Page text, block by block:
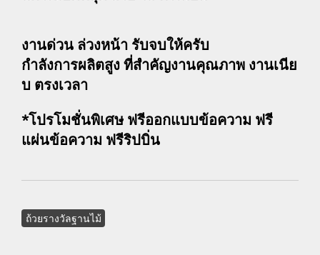
งานด่วน ล่วงหน้า รับจบให้ครับ
กำลังการผลิตสูง ที่สำคัญงานคุณภาพ งานเนีย
บ ตรงเวลา
*โปรโมชั่นพิเศษ ฟรีออกแบบข้อความ ฟรี
แผ่นข้อความ ฟรีริปบิ่น
ถ้วยรางวัลฐานไม้